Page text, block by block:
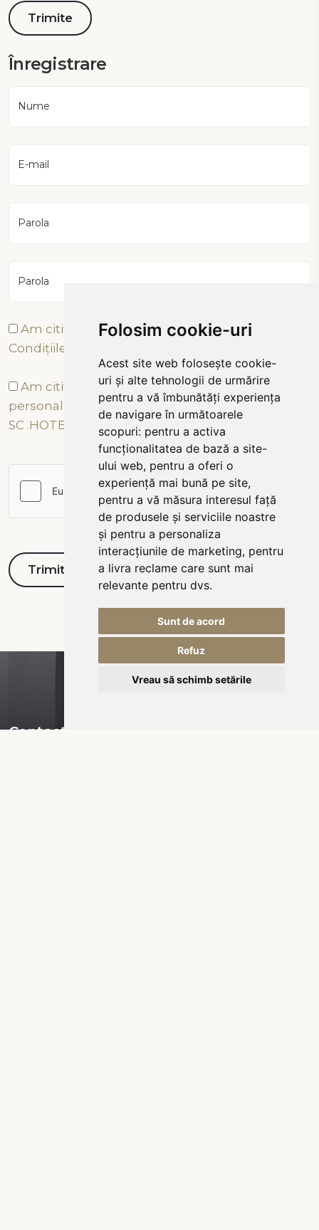
Folosim cookie-uri
Acest site web folosește cookie-
uri și alte tehnologii de urmărire
pentru a vă îmbunătăți experiența
de navigare în următoarele
scopuri: pentru a activa
funcționalitatea de bază a site-
ului web, pentru a oferi o
experiență mai bună pe site,
pentru a vă măsura interesul față
de produsele și serviciile noastre
și pentru a personaliza
interacțiunile de marketing, pentru
a livra reclame care sunt mai
relevante pentru dvs.
Sunt de acord
Refuz
Vreau să schimb setările
Înregistrare
Nume
E-mail
Parola
Parola
Am citit și sunt de acord cu Termenii și
Condițiile
Am citit și sunt de acord cu prelucrarea datelor
personale conform Politicii de Confidențialitate a
SC .HOTEL TÂRNAVA 2000 SRL
Contact